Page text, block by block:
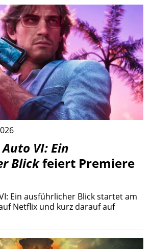
VI: Ein
Blickfeiert Premiere
Ein ausführlicher Blick startet am
Netflix und kurz darauf auf